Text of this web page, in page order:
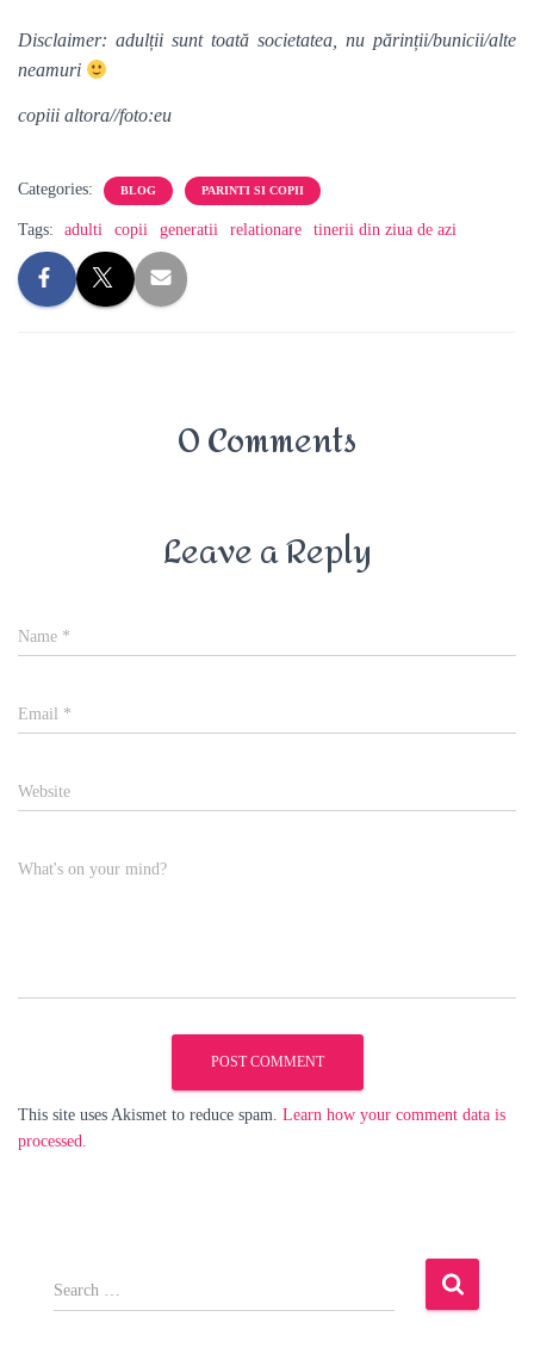
Disclaimer: adulții sunt toată societatea, nu părinții/bunicii/alte
neamuri
copiii altora//foto:eu
Categories: BLOG PARINTI SI COPII
Tags: adulti copii generatii relationare tinerii din ziua de azi
0 Comments
Leave a Reply
Name *
Email *
Website
What's on your mind?
This site uses Akismet to reduce spam. Learn how your comment data is
processed.
S
e